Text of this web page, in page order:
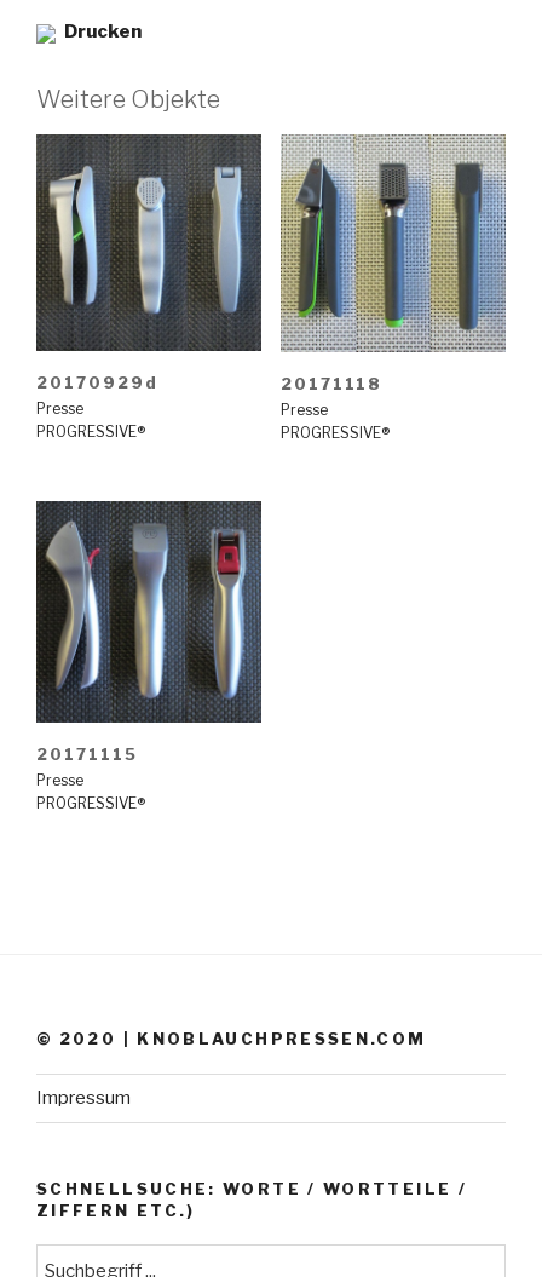
Drucken
Weitere Objekte
20170929d
Presse
PROGRESSIVE®
20171118
Presse
PROGRESSIVE®
20171115
Presse
PROGRESSIVE®
© 2020 | KNOBLAUCHPRESSEN.COM
Impressum
SCHNELLSUCHE: WORTE / WORTTEILE /
ZIFFERN ETC.)